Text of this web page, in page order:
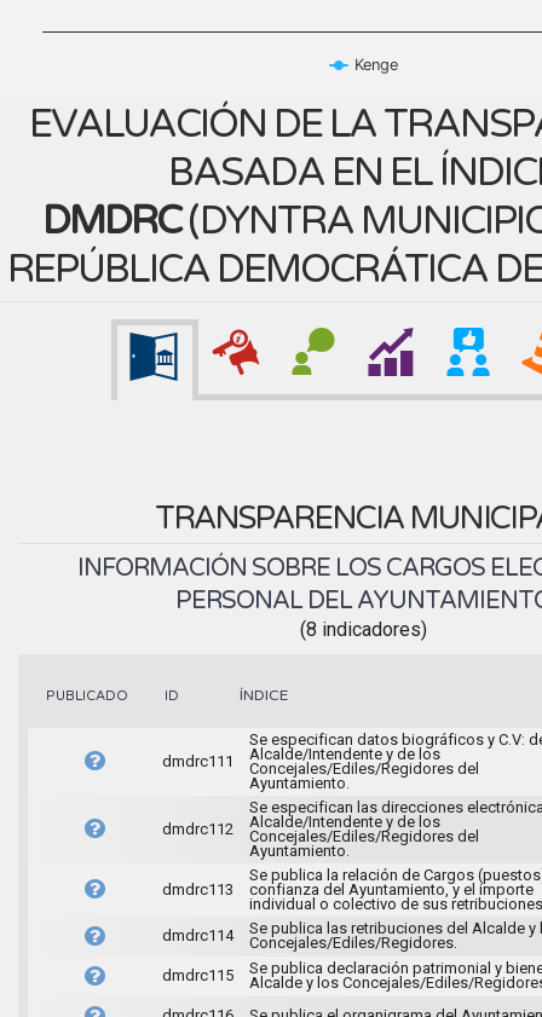
Kenge
EVALUACIÓN DE LA
BASADA EN EL
DMDRC(DYNTRA
REPÚBLICA DEMOCRÁTICA
TRANSPARENCIA
INFORMACIÓN SOBRE LOS CARGOS
PERSONAL DEL
(8 indicadores)
PUBLICADO ID ÍNDICE
dmdrc111
Se especifican datos biográficos y C.V:
Alcalde/Intendente y de los
Concejales/Ediles/Regidores del
Ayuntamiento.
dmdrc112
Se especifican las direcciones
Alcalde/Intendente y de los
Concejales/Ediles/Regidores del
Ayuntamiento.
dmdrc113
Se publica la relación de Cargos
confianza del Ayuntamiento, y el importe
individual o colectivo de sus
dmdrc114
Se publica las retribuciones del Alcalde y
Concejales/Ediles/Regidores.
dmdrc115
Se publica declaración patrimonial y
Alcalde y los Concejales/Ediles/